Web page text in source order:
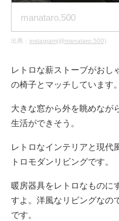
manataro.500
出典： instagram(@manataro.500)
レトロな薪ストーブがおし
の椅子とマッチしています。
大きな窓から外を眺めなが
生活ができそう。
レトロなインテリアと現代
トロモダンリビングです。
暖房器具をレトロなものに
すよ。洋風なリビングなの
です。